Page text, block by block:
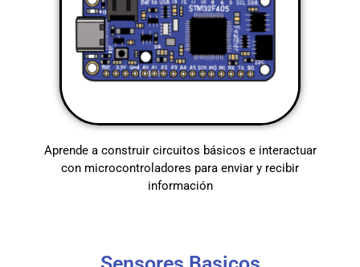
Aprende a construir circuitos básicos e interactuar
con microcontroladores para enviar y recibir
información